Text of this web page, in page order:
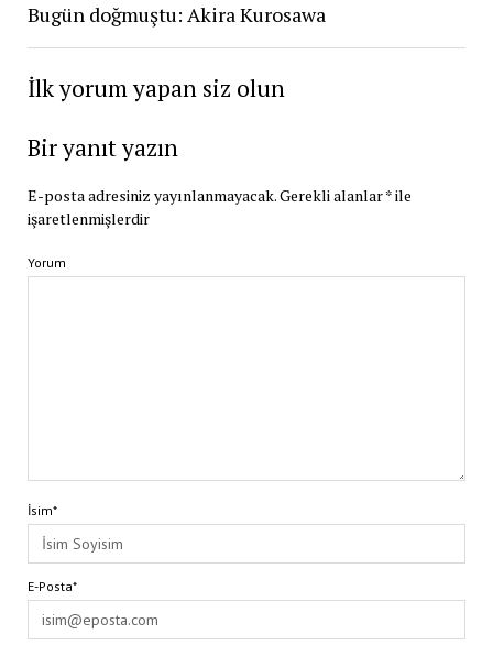
Bugün doğmuştu: Akira Kurosawa
İlk yorum yapan siz olun
Bir yanıt yazın
E-posta adresiniz yayınlanmayacak.Gerekli alanlar*ile
işaretlenmişlerdir
Yorum
İsim*
E-Posta*